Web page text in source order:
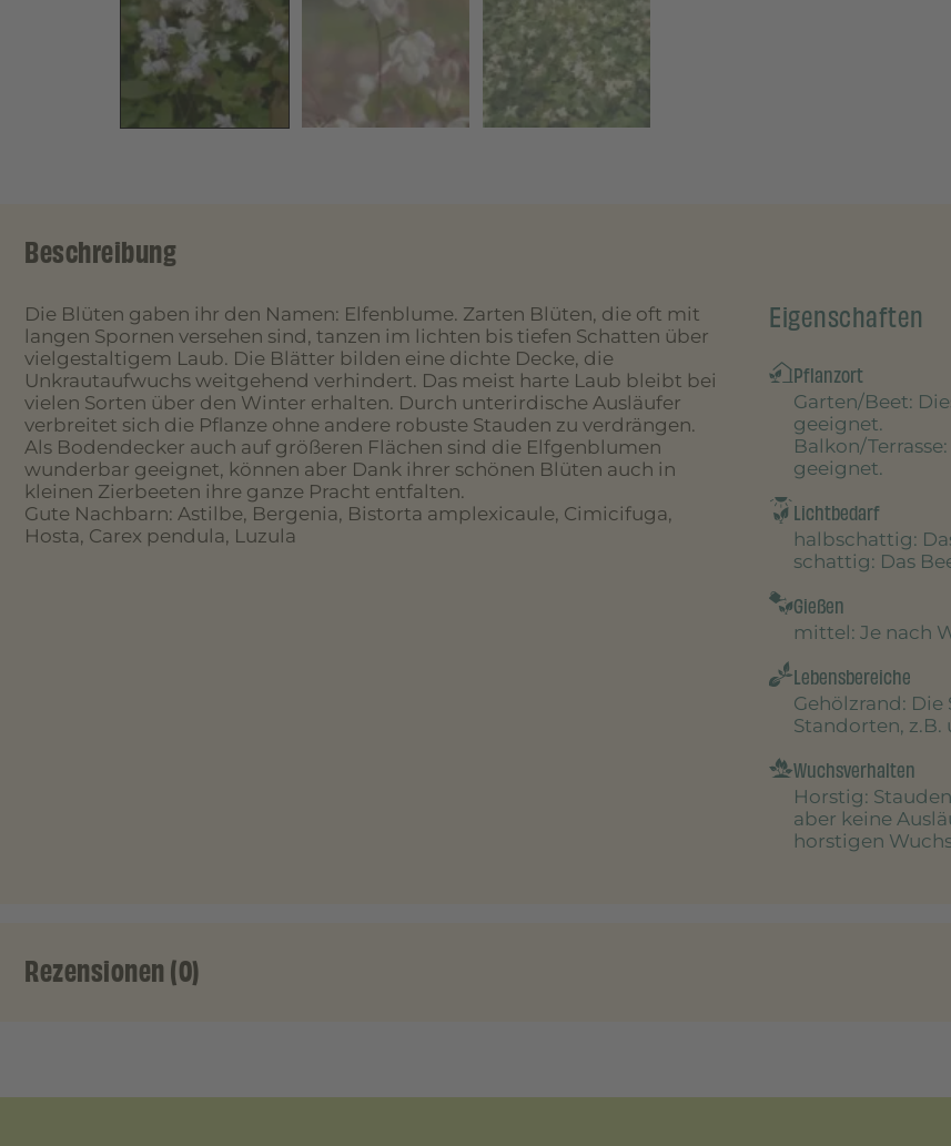
Beschreibung
Die Blüten gaben ihr den Namen: Elfenblume. Zarten Blüten, die oft mit
langen Spornen versehen sind, tanzen im lichten bis tiefen Schatten über
vielgestaltigem Laub. Die Blätter bilden eine dichte Decke, die
Unkrautaufwuchs weitgehend verhindert. Das meist harte Laub bleibt bei
vielen Sorten über den Winter erhalten. Durch unterirdische Ausläufer
verbreitet sich die Pflanze ohne andere robuste Stauden zu verdrängen.
Als Bodendecker auch auf größeren Flächen sind die Elfgenblumen
wunderbar geeignet, können aber Dank ihrer schönen Blüten auch in
kleinen Zierbeeten ihre ganze Pracht entfalten.
Gute Nachbarn: Astilbe, Bergenia, Bistorta amplexicaule, Cimicifuga,
Hosta, Carex pendula, Luzula
Eigenschaften
Pflanzort
Garten/Beet:
geeignet.
Balkon/Terrasse
geeignet.
Lichtbedarf
halbschattig:
schattig: Das
Gießen
mittel : Je nach
Lebensbereiche
Gehölzrand:
Standorten,
Wuchsverhalten
Horstig:
aber keine
horstigen
Rezensionen (0)